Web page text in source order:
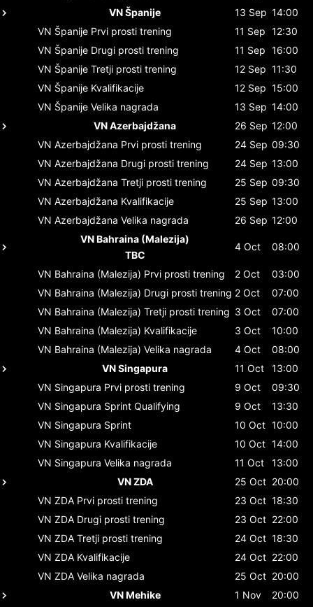
VN Španije
13 Sep 14:00
VN Španije Prvi prosti trening 11 Sep 12:30
VN Španije Drugi prosti trening 11 Sep 16:00
VN Španije Tretji prosti trening 12 Sep 11:30
VN Španije Kvalifikacije 12 Sep 15:00
VN Španije Velika nagrada 13 Sep 14:00
VN Azerbajdžana
26 Sep 12:00
VN Azerbajdžana Prvi prosti trening 24 Sep 09:30
VN Azerbajdžana Drugi prosti trening 24 Sep 13:00
VN Azerbajdžana Tretji prosti trening 25 Sep 09:30
VN Azerbajdžana Kvalifikacije 25 Sep 13:00
VN Azerbajdžana Velika nagrada 26 Sep 12:00
VN Bahraina (Malezija)
TBC
4 Oct 08:00
VN Bahraina (Malezija) Prvi prosti trening 2 Oct
03:00
VN Bahraina (Malezija) Drugi prosti trening 2 Oct
07:00
VN Bahraina (Malezija) Tretji prosti trening 3 Oct
07:00
VN Bahraina (Malezija) Kvalifikacije 3 Oct
10:00
VN Bahraina (Malezija) Velika nagrada 4 Oct
08:00
VN Singapura
11 Oct
13:00
VN Singapura Prvi prosti trening 9 Oct
09:30
VN Singapura Sprint Qualifying 9 Oct
13:30
VN Singapura Sprint 10 Oct 10:00
VN Singapura Kvalifikacije 10 Oct 14:00
VN Singapura Velika nagrada 11 Oct
13:00
VN ZDA
25 Oct 20:00
VN ZDA Prvi prosti trening 23 Oct 18:30
VN ZDA Drugi prosti trening 23 Oct 22:00
VN ZDA Tretji prosti trening 24 Oct 18:30
VN ZDA Kvalifikacije 24 Oct 22:00
VN ZDA Velika nagrada 25 Oct 20:00
VN Mehike
1 Nov 20:00